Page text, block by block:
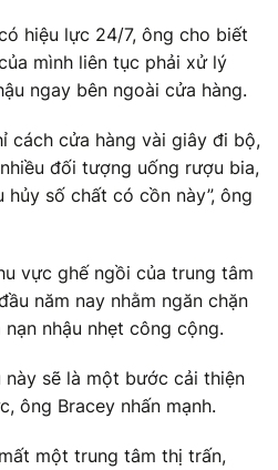
hiệu lực 24/7, ông cho biết
mình liên tục phải xử lý
ngay bên ngoài cửa hàng.
cách cửa hàng vài giây đi bộ,
đối tượng uống rượu bia,
số chất có cồn này”, ông
vực ghế ngồi của trung tâm
năm nay nhằm ngăn chặn
nhậu nhẹt công cộng.
sẽ là một bước cải thiện
ông Bracey nhấn mạnh.
một trung tâm thị trấn,